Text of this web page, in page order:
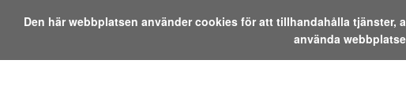
Den här webbplatsen använder cookies för att tillhandahålla
använda